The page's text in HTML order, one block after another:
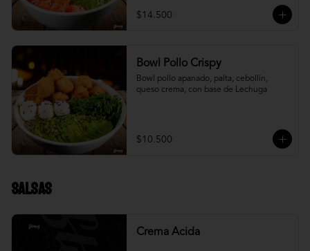
$14.500
Bowl Pollo Crispy
Bowl pollo apanado, palta, cebollín,
queso crema, con base de Lechuga
$10.500
Salsas
Crema Acida